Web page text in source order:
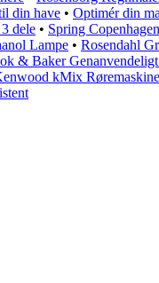
din have • Optimér din
dele • Spring
Lampe • Rosendahl
& Baker
kMix